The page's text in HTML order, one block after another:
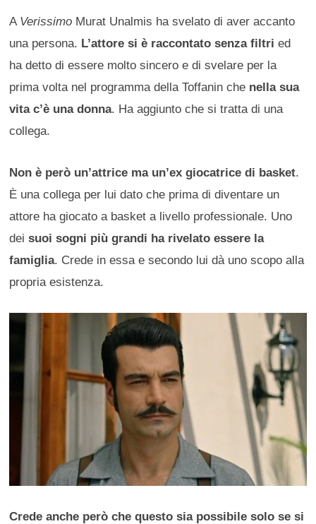
A Verissimo Murat Unalmis ha svelato di aver accanto
una persona. L’attore si è raccontato senza filtri ed
ha detto di essere molto sincero e di svelare per la
prima volta nel programma della Toffanin che nella sua
vita c’è una donna. Ha aggiunto che si tratta di una
collega.
Non è però un’attrice ma un’ex giocatrice di basket.
È una collega per lui dato che prima di diventare un
attore ha giocato a basket a livello professionale. Uno
deisuoi sogni più grandi ha rivelato essere la
famiglia. Crede in essa e secondo lui dà uno scopo alla
propria esistenza.
Crede anche però che questo sia possibile solo se si